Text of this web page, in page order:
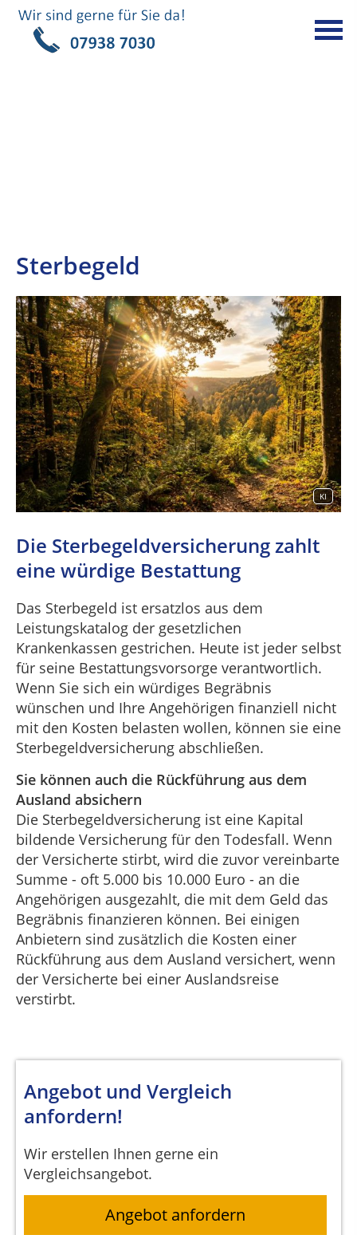
Sterbegeld
KI
Die Sterbegeldversicherung zahlt
eine würdige Bestattung
Das Sterbegeld ist ersatzlos aus dem
Leistungskatalog der gesetzlichen
Krankenkassen gestrichen. Heute ist jeder selbst
für seine Bestattungsvorsorge verantwortlich.
Wenn Sie sich ein würdiges Begräbnis
wünschen und Ihre Angehörigen finanziell nicht
mit den Kosten belasten wollen, können sie eine
Sterbegeldversicherung abschließen.
Sie können auch die Rückführung aus dem
Ausland absichern
Die Sterbegeldversicherung ist eine Kapital
bildende Versicherung für den Todesfall. Wenn
der Versicherte stirbt, wird die zuvor vereinbarte
Summe - oft 5.000 bis 10.000 Euro - an die
Angehörigen ausgezahlt, die mit dem Geld das
Begräbnis finanzieren können. Bei einigen
Anbietern sind zusätzlich die Kosten einer
Rückführung aus dem Ausland versichert, wenn
der Versicherte bei einer Auslandsreise
verstirbt.
Angebot und Vergleich
anfordern!
Wir erstellen Ihnen gerne ein
Vergleichsangebot.
Angebot anfordern